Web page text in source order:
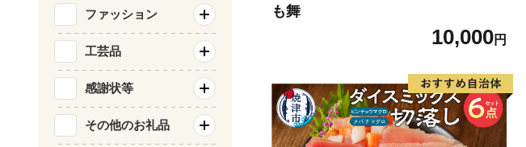
も舞
10,000円
ファッション
工芸品
感謝状等
その他のお礼品